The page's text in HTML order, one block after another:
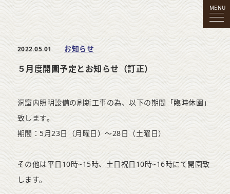
MENU
2022.05.01 お知らせ
５月度開園予定とお知らせ（訂正）
洞窟内照明設備の刷新工事の為、以下の期間「臨時休園」
致します。
期間：5月23日（月曜日）～28日（土曜日）
その他は平日10時~15時、土日祝日10時~16時にて開園致
します。